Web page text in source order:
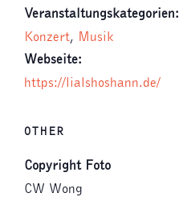
Veranstaltungskategorien:
Konzert, Musik
Webseite:
https://lialshoshann.de/
OTHER
Copyright Foto
CW Wong